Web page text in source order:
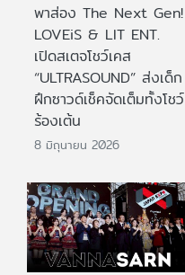
พาส่อง The Next Gen!
LOVEiS & LIT ENT.
เปิดสเตจโชว์เคส
“ULTRASOUND” ส่งเด็ก
ฝึกซาวด์เช็คจัดเต็มทั้งโชว์
ร้องเต้น
8 มิถุนายน 2026